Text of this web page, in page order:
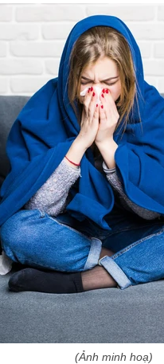
(Ảnh minh hoạ)